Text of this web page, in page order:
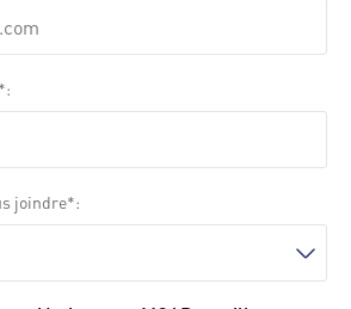
joindre